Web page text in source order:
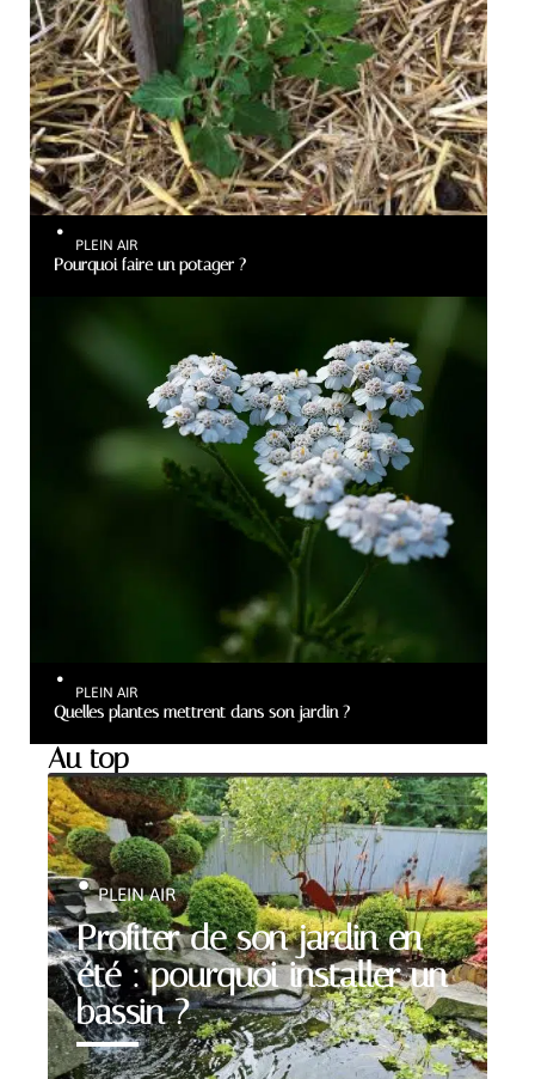
PLEIN AIR
Pourquoi faire un potager ?
PLEIN AIR
Quelles plantes mettrent dans son jardin ?
Au top
Profiter de son jardin en
été : pourquoi installer un
bassin ?
PLEIN AIR